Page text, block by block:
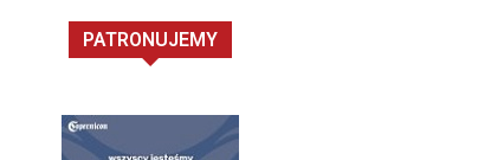
PATRONUJEMY